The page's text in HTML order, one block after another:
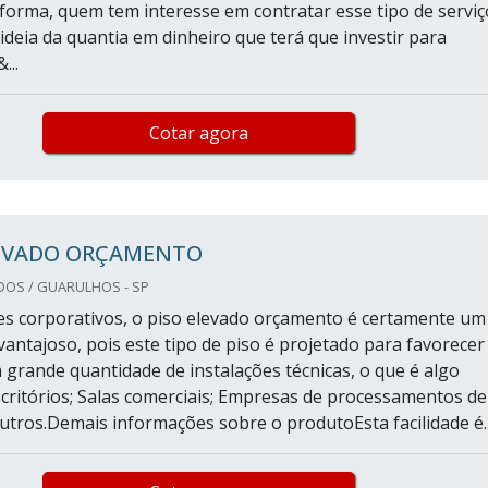
quem tem interesse em contratar esse tipo de
da quantia em dinheiro que terá que investir para
Cotar agora
ORÇAMENTO
/ GUARULHOS - SP
corporativos, o piso elevado orçamento é certamente um
pois este tipo de piso é projetado para favorecer
grande quantidade de instalações técnicas, o que é algo
Salas comerciais; Empresas de processamentos de
informações sobre o produtoEsta facilidade